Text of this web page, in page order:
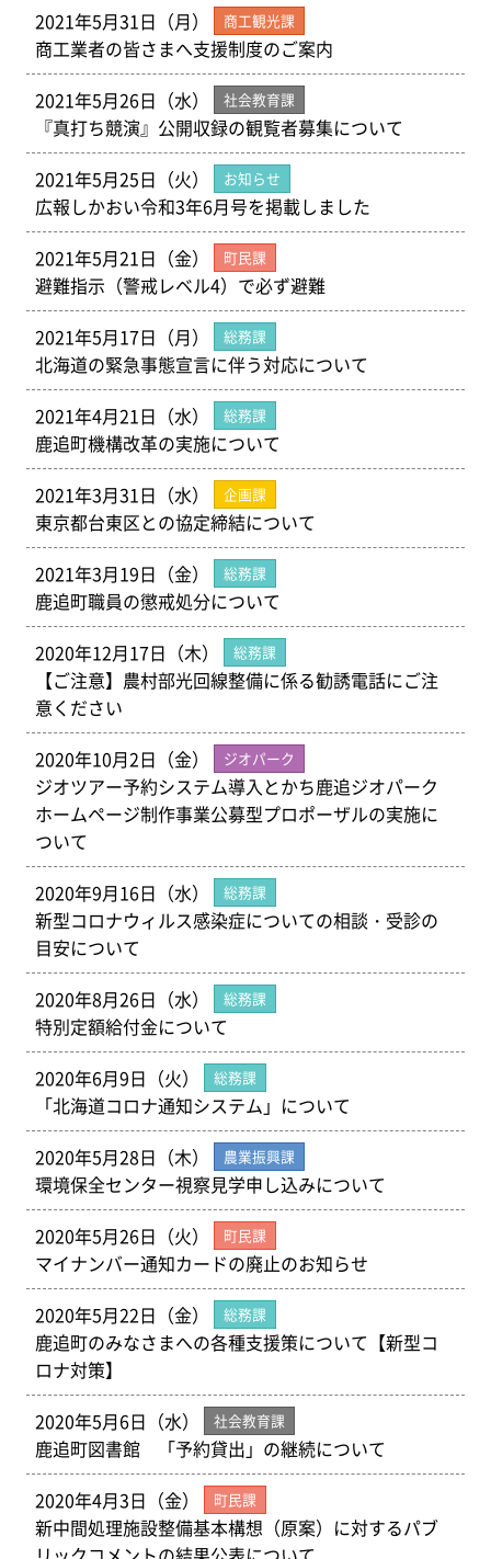
2021年5月31日（月）
商工観光課
商工業者の皆さまへ支援制度のご案内
2021年5月26日（水）
社会教育課
『真打ち競演』公開収録の観覧者募集について
2021年5月25日（火）
お知らせ
広報しかおい令和3年6月号を掲載しました
2021年5月21日（金）
町民課
避難指示（警戒レベル4）で必ず避難
2021年5月17日（月）
総務課
北海道の緊急事態宣言に伴う対応について
2021年4月21日（水）
総務課
鹿追町機構改革の実施について
2021年3月31日（水）
企画課
東京都台東区との協定締結について
2021年3月19日（金）
総務課
鹿追町職員の懲戒処分について
2020年12月17日（木）
総務課
【ご注意】農村部光回線整備に係る勧誘電話にご注
意ください
2020年10月2日（金）
ジオパーク
ジオツアー予約システム導入とかち鹿追ジオパーク
ホームページ制作事業公募型プロポーザルの実施に
ついて
2020年9月16日（水）
総務課
新型コロナウィルス感染症についての相談・受診の
目安について
2020年8月26日（水）
総務課
特別定額給付金について
2020年6月9日（火）
総務課
「北海道コロナ通知システム」について
2020年5月28日（木）
農業振興課
環境保全センター視察見学申し込みについて
2020年5月26日（火）
町民課
マイナンバー通知カードの廃止のお知らせ
2020年5月22日（金）
総務課
鹿追町のみなさまへの各種支援策について【新型コ
ロナ対策】
2020年5月6日（水）
社会教育課
鹿追町図書館 「予約貸出」の継続について
2020年4月3日（金）
町民課
新中間処理施設整備基本構想（原案）に対するパブ